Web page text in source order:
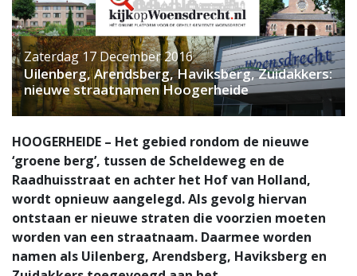
Zaterdag 17 December 2016
Uilenberg, Arendsberg, Haviksberg, Zuidakkers:
nieuwe straatnamen Hoogerheide
HOOGERHEIDE – Het gebied rondom de nieuwe
‘groene berg’, tussen de Scheldeweg en de
Raadhuisstraat en achter het Hof van Holland,
wordt opnieuw aangelegd. Als gevolg hiervan
ontstaan er nieuwe straten die voorzien moeten
worden van een straatnaam. Daarmee worden
namen als Uilenberg, Arendsberg, Haviksberg en